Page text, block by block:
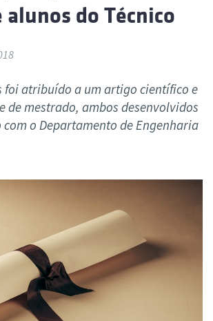
do Técnico
foi atribuído a um artigo científico e
de mestrado, ambos desenvolvidos
o Departamento de Engenharia